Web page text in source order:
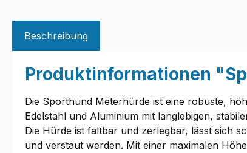
Beschreibung
Produktinformationen
Die Sporthund Meterhürde ist eine robuste,
Edelstahl und Aluminium mit langlebigen,
Die Hürde ist faltbar und zerlegbar, lässt sich
und verstaut werden. Mit einer maximalen